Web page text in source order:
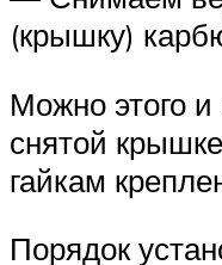
(крышку)
Можно этого и
снятой
гайкам
Порядок